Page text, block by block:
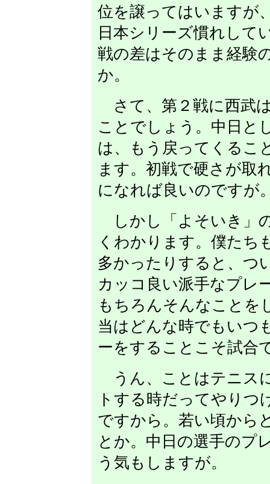
位を譲ってはいますが
日本シリーズ慣れして
戦の差はそのまま経験
か。
さて、第２戦に西武
ことでしょう。中日と
は、もう戻ってくるこ
ます。初戦で硬さが取
になれば良いのですが
しかし「よそいき」
くわかります。僕たち
多かったりすると、つ
カッコ良い派手なプレ
もちろんそんなことを
当はどんな時でもいつ
ーをすることこそ試合
うん、ことはテニス
トする時だってやりつ
ですから。若い頃から
とか。中日の選手のプ
う気もしますが。